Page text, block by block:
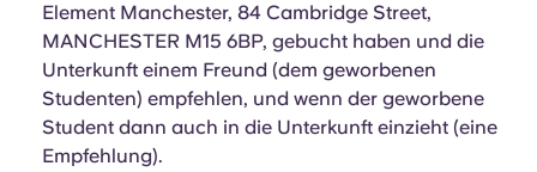
Konto Sprache
Català Deutsch
Italian French
Element Manchester, 84 Cambridge Street,
MANCHESTER M15 6BP, gebucht haben und die
Unterkunft einem Freund (dem geworbenen
Studenten) empfehlen, und wenn der geworbene
Student dann auch in die Unterkunft einzieht (eine
Empfehlung).